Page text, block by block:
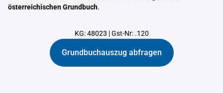
österreichischen Grundbuch.
KG: 48023 |Gst-Nr: .120
Grundbuchauszug abfragen